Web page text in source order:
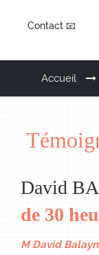
Contact 📧
Accueil
David
de 30
M David